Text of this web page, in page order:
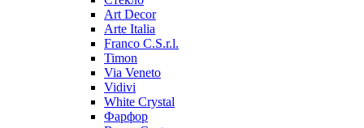
Art Decor
Arte Italia
Franco C.S.r.l.
Timon
Via Veneto
Vidivi
White Crystal
Фарфор